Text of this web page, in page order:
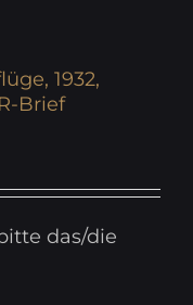
1932,
Brief
das/die